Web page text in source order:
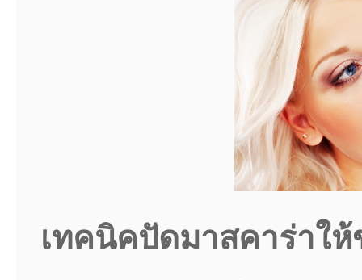
เทคนิคปัดมาสคาร่าใ